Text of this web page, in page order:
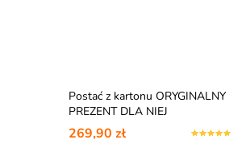
Postać z kartonu ORYGINALNY
PREZENT DLA NIEJ
269,90 zł